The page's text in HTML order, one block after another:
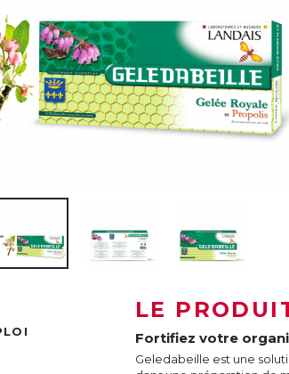
LE
Fortifiez votre
Geledabeille est une